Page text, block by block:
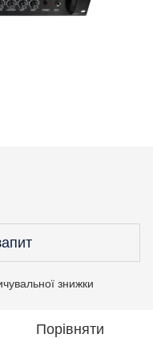
знижки
Порівняти